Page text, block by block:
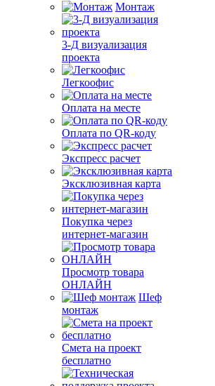
Монтаж
3-Д визуализация
проекта
Легкоофис
Оплата на месте
Оплата по QR-коду
Экспресс расчет
Эксклюзивная карта
Покупка через
интернет-магазин
Просмотр товара
ОНЛАЙН
Шеф
монтаж
Смета на проект
бесплатно